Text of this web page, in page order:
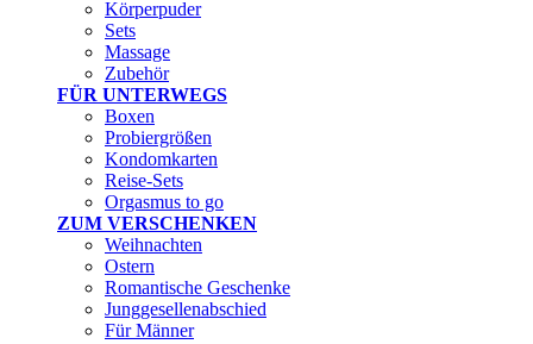
Körperpuder
Sets
Massage
Zubehör
FÜR UNTERWEGS
Boxen
Probiergrößen
Kondomkarten
Reise-Sets
Orgasmus to go
ZUM VERSCHENKEN
Weihnachten
Ostern
Romantische Geschenke
Junggesellenabschied
Für Männer